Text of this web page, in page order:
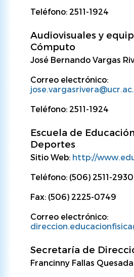
Teléfono: 2511-1924
Audiovisuales y
Cómputo
José Bernando Vargas
Correo electrónico:
Teléfono: 2511-1924
Escuela de
Deportes
Sitio Web: http://
Teléfono: (506) 2511-2930
Fax: (506) 2225-0749
Correo electrónico:
Secretaría de
Francinny Fallas Quesada